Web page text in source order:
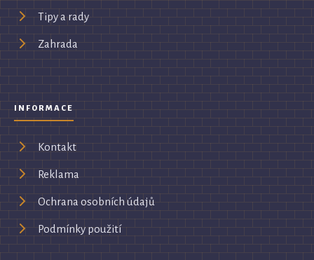
Tipy a rady
Zahrada
INFORMACE
Kontakt
Reklama
Ochrana osobních údajů
Podmínky použití